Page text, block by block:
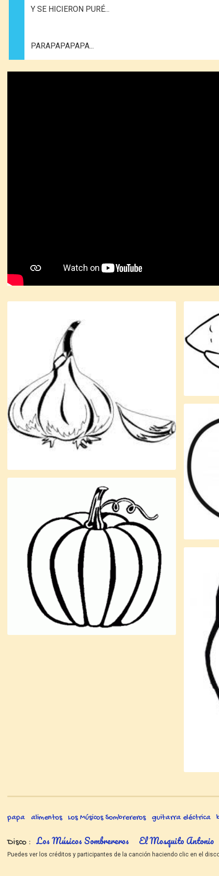
Y SE HICIERON PURÉ...
PARAPAPAPAPA...
papa alimentos Los Músicos Sombrereros guitarra eléctrica
Disco Los Músicos Sombrereros El Mosquito Antonio
Puedes ver los créditos y participantes de la canción haciendo clic en el